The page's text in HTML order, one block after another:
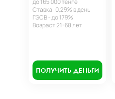
Ставка: 0,29% в день
ГЭСВ - до 179%
Возраст 21-68 лет
ПОЛУЧИТЬ ДЕНЬГИ